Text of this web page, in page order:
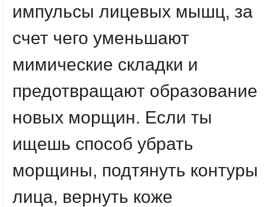
импульсы лицевых мышц, за
счет чего уменьшают
мимические складки и
предотвращают образование
новых морщин. Если ты
ищешь способ убрать
морщины, подтянуть контуры
лица, вернуть коже